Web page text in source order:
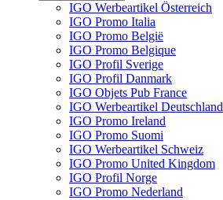
IGO Werbeartikel Österreich
IGO Promo Italia
IGO Promo België
IGO Promo Belgique
IGO Profil Sverige
IGO Profil Danmark
IGO Objets Pub France
IGO Werbeartikel Deutschland
IGO Promo Ireland
IGO Promo Suomi
IGO Werbeartikel Schweiz
IGO Promo United Kingdom
IGO Profil Norge
IGO Promo Nederland